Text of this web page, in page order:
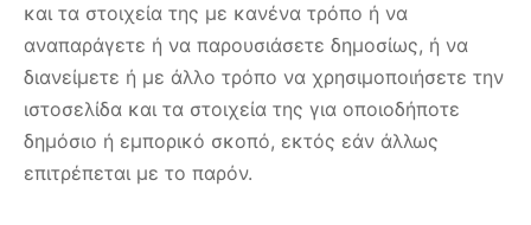
και τα στοιχεία της με κανένα τρόπο ή να
αναπαράγετε ή να παρουσιάσετε δημοσίως, ή να
διανείμετε ή με άλλο τρόπο να χρησιμοποιήσετε την
ιστοσελίδα και τα στοιχεία της για οποιοδήποτε
δημόσιο ή εμπορικό σκοπό, εκτός εάν άλλως
επιτρέπεται με το παρόν.